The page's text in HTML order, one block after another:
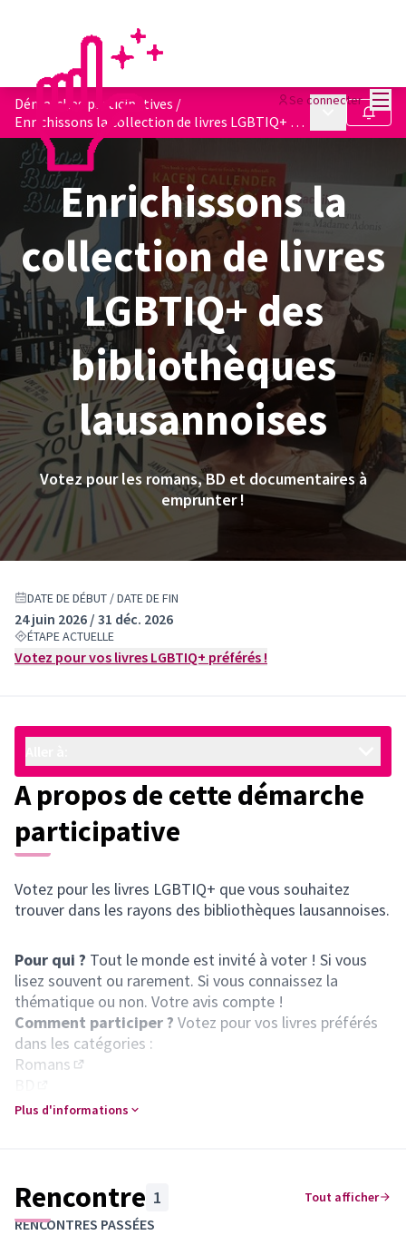
Se connecter
Démarches participatives /
Enrichissons la collection de livres LGBTIQ+ des bibliothèques lausannoises
Menu Suivre
Enrichissons la
collection de livres
LGBTIQ+ des
bibliothèques
lausannoises
Votez pour les romans, BD et documentaires à
emprunter !
DATE DE DÉBUT / DATE DE FIN
24 juin 2026 / 31 déc. 2026
ÉTAPE ACTUELLE
Votez pour vos livres LGBTIQ+ préférés !
A propos de cette démarche
participative
Votez pour les livres LGBTIQ+ que vous souhaitez
trouver dans les rayons des bibliothèques lausannoises.
Pour qui ? Tout le monde est invité à voter ! Si vous
lisez souvent ou rarement. Si vous connaissez la
thématique ou non. Votre avis compte !
Comment participer ? Votez pour vos livres préférés
dans les catégories :
Romans
(S'ouvre dans un nouvel onglet)
Documentaires
(S'ouvre dans un nouvel onglet)
pourrez alors voter pour les 3 catégories durant 60
minutes. Il est toujours possible de revenir voter, avec
un autre surnom.
Plus d'informations
Rencontre 1 Tout afficher
RENCONTRES PASSÉES